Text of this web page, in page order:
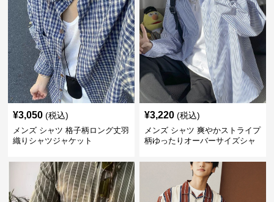
¥3,050 (税込)
メンズ シャツ 格子柄ロング丈羽
織りシャツジャケット
¥3,220 (税込)
メンズ シャツ 爽やかストライプ
柄ゆったりオーバーサイズシャ